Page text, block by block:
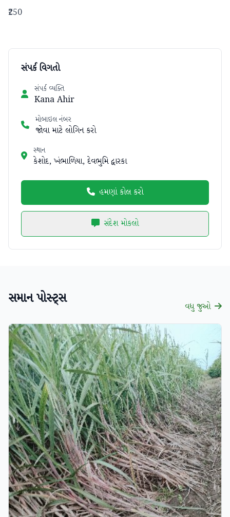
₹250
સંપર્ક વિગતો
સંપર્ક વ્યક્તિ
Kana Ahir
મોબાઇલ નંબર
જોવા માટે લોગિન કરો
સ્થાન
કેશોદ, ખંભાળિયા, દેવભુમિ દ્વારકા
હમણાં કોલ કરો
સંદેશ મોકલો
સમાન પોસ્ટ્સ વધુ જુઓ